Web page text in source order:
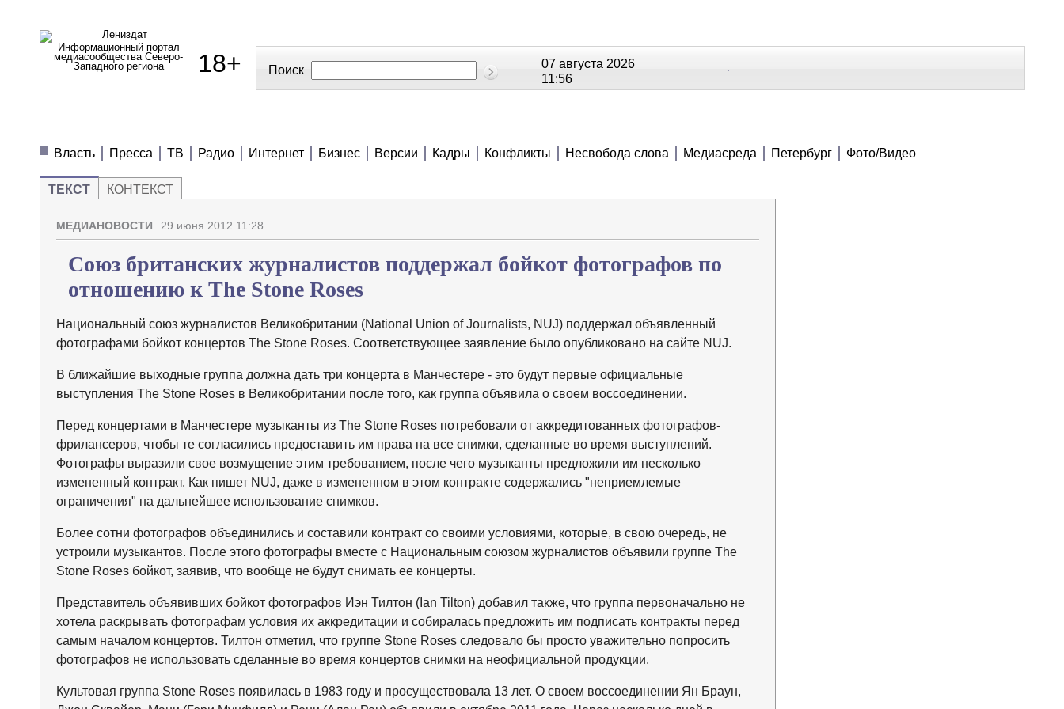
Информационный портал
медиасообщества Северо-
Западного региона
18+ Поиск
07 августа 2026
11:56
Власть
Пресса ТВ Радио Интернет Бизнес Версии Кадры Конфликты Несвобода слова Медиасреда Петербург Фото/Видео
ТЕКСТ КОНТЕКСТ
МЕДИАНОВОСТИ 29 июня 2012 11:28
Союз британских журналистов поддержал бойкот фотографов по
отношению к The Stone Roses
Национальный союз журналистов Великобритании (National Union of Journalists, NUJ) поддержал объявленный
фотографами бойкот концертов The Stone Roses. Соответствующее заявление было опубликовано на сайте NUJ.
В ближайшие выходные группа должна дать три концерта в Манчестере - это будут первые официальные
выступления The Stone Roses в Великобритании после того, как группа объявила о своем воссоединении.
Перед концертами в Манчестере музыканты из The Stone Roses потребовали от аккредитованных фотографов-
фрилансеров, чтобы те согласились предоставить им права на все снимки, сделанные во время выступлений.
Фотографы выразили свое возмущение этим требованием, после чего музыканты предложили им несколько
измененный контракт. Как пишет NUJ, даже в измененном в этом контракте содержались "неприемлемые
ограничения" на дальнейшее использование снимков.
Более сотни фотографов объединились и составили контракт со своими условиями, которые, в свою очередь, не
устроили музыкантов. После этого фотографы вместе с Национальным союзом журналистов объявили группе The
Stone Roses бойкот, заявив, что вообще не будут снимать ее концерты.
Представитель объявивших бойкот фотографов Иэн Тилтон (Ian Tilton) добавил также, что группа первоначально не
хотела раскрывать фотографам условия их аккредитации и собиралась предложить им подписать контракты перед
самым началом концертов. Тилтон отметил, что группе Stone Roses следовало бы просто уважительно попросить
фотографов не использовать сделанные во время концертов снимки на неофициальной продукции.
Культовая группа Stone Roses появилась в 1983 году и просуществовала 13 лет. О своем воссоединении Ян Браун,